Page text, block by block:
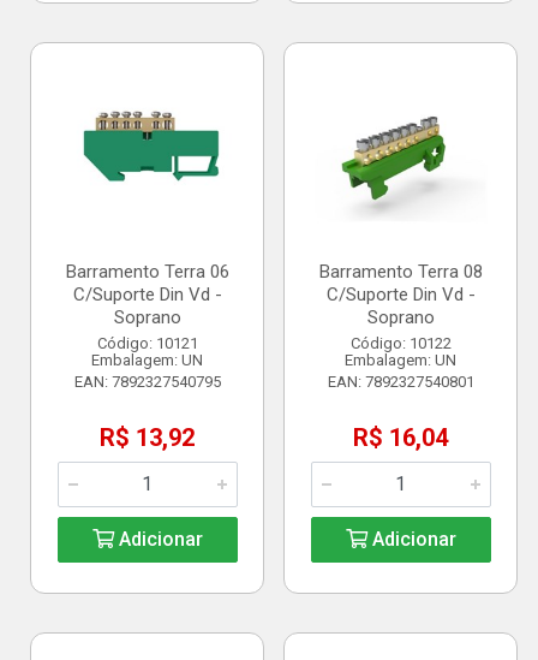
Barramento Terra 06
C/Suporte Din Vd -
Soprano
Código: 10121
Embalagem: UN
EAN: 7892327540795
R$ 13,92
Adicionar
Barramento Terra 08
C/Suporte Din Vd -
Soprano
Código: 10122
Embalagem: UN
EAN: 7892327540801
R$ 16,04
Adicionar